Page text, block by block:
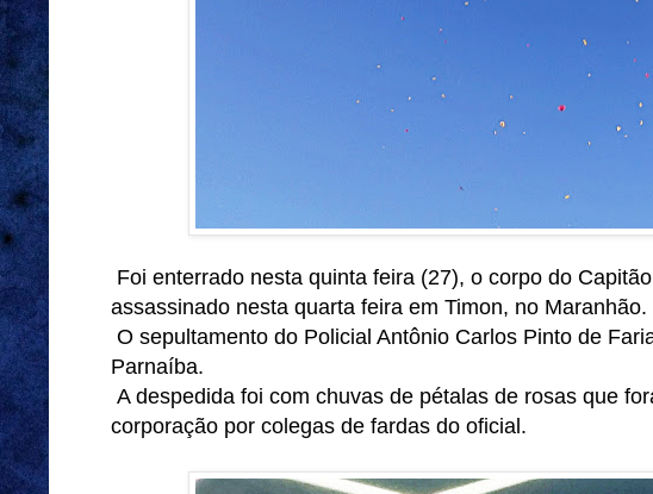
Foi enterrado nesta quinta feira (27), o corpo do
assassinado nesta quarta feira em Timon, no Maranhão.
O sepultamento do Policial Antônio Carlos Pinto de
Parnaíba.
A despedida foi com chuvas de pétalas de rosas que
corporação por colegas de fardas do oficial.